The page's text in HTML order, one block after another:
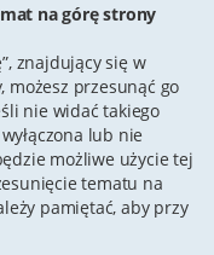
na górę strony
znajdujący się w
możesz przesunąć go
nie widać takiego
lub nie
możliwe użycie tej
tematu na
pamiętać, aby przy